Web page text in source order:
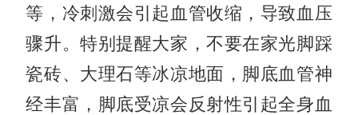
等，冷刺激会引起血管收缩，导致血压
骤升。特别提醒大家，不要在家光脚踩
瓷砖、大理石等冰凉地面，脚底血管神
经丰富，脚底受凉会反射性引起全身血